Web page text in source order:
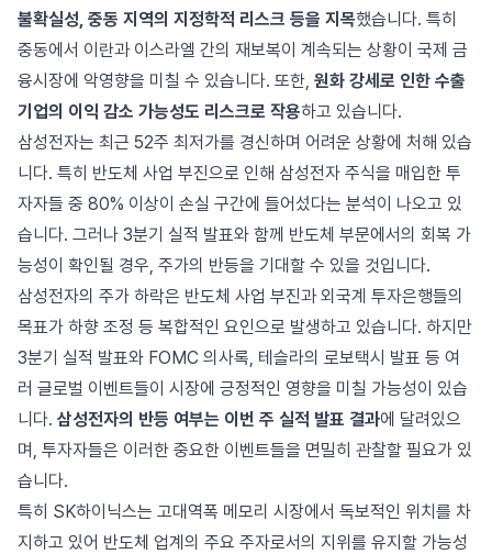
불확실성, 중동 지역의 지정학적 리스크 등을 지목했습니다. 특히
중동에서 이란과 이스라엘 간의 재보복이 계속되는 상황이 국제 금
융시장에 악영향을 미칠 수 있습니다. 또한, 원화 강세로 인한 수출
기업의 이익 감소 가능성도 리스크로 작용하고 있습니다.
삼성전자는 최근 52주 최저가를 경신하며 어려운 상황에 처해 있습
니다. 특히 반도체 사업 부진으로 인해 삼성전자 주식을 매입한 투
자자들 중 80% 이상이 손실 구간에 들어섰다는 분석이 나오고 있
습니다. 그러나 3분기 실적 발표와 함께 반도체 부문에서의 회복 가
능성이 확인될 경우, 주가의 반등을 기대할 수 있을 것입니다.
삼성전자의 주가 하락은 반도체 사업 부진과 외국계 투자은행들의
목표가 하향 조정 등 복합적인 요인으로 발생하고 있습니다. 하지만
3분기 실적 발표와 FOMC 의사록, 테슬라의 로보택시 발표 등 여
러 글로벌 이벤트들이 시장에 긍정적인 영향을 미칠 가능성이 있습
니다. 삼성전자의 반등 여부는 이번 주 실적 발표 결과에 달려있으
며, 투자자들은 이러한 중요한 이벤트들을 면밀히 관찰할 필요가 있
습니다.
특히 SK하이닉스는 고대역폭 메모리 시장에서 독보적인 위치를 차
지하고 있어 반도체 업계의 주요 주자로서의 지위를 유지할 가능성